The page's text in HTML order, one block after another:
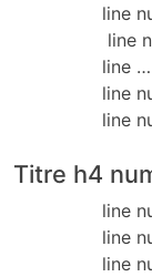
line
line
line …
line
line
Titre h4
line
line
line